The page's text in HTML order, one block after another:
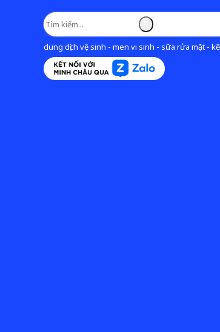
dung dịch vệ sinh - men vi sinh - sữa rửa mặt -